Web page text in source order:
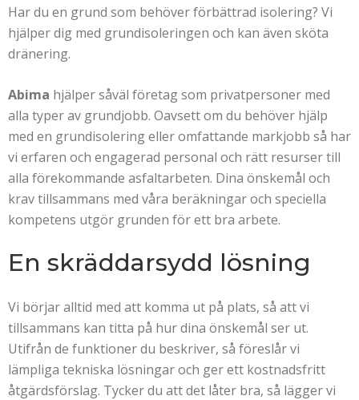
Har du en grund som behöver förbättrad isolering? Vi
hjälper dig med grundisoleringen och kan även sköta
dränering.
Abima hjälper såväl företag som privatpersoner med
alla typer av grundjobb. Oavsett om du behöver hjälp
med en grundisolering eller omfattande markjobb så har
vi erfaren och engagerad personal och rätt resurser till
alla förekommande asfaltarbeten. Dina önskemål och
krav tillsammans med våra beräkningar och speciella
kompetens utgör grunden för ett bra arbete.
En skräddarsydd lösning
Vi börjar alltid med att komma ut på plats, så att vi
tillsammans kan titta på hur dina önskemål ser ut.
Utifrån de funktioner du beskriver, så föreslår vi
lämpliga tekniska lösningar och ger ett kostnadsfritt
åtgärdsförslag. Tycker du att det låter bra, så lägger vi